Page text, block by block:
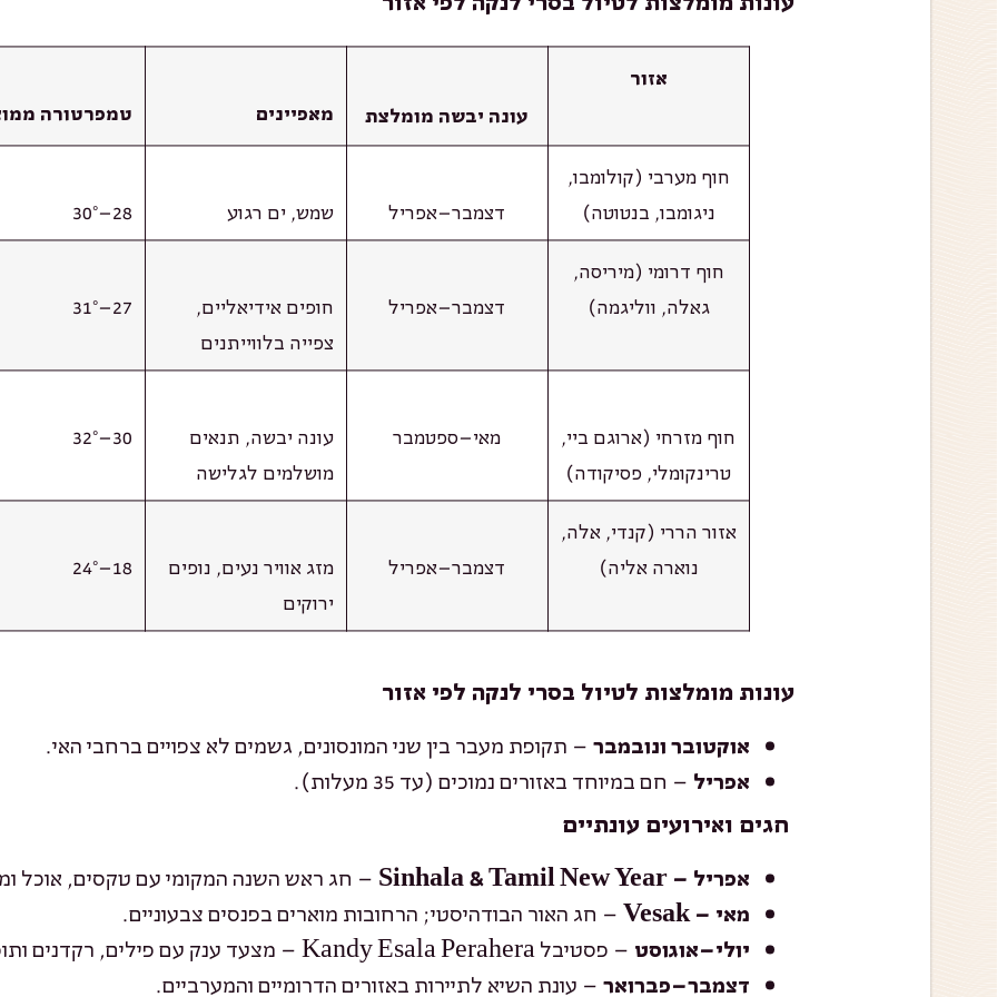
אזור
עונה יבשה מומלצת
מאפיינים טמפרטורה
חוף מערבי (קולומבו,
ניגומבו, בנטוטה)
דצמבר–אפריל שמש, ים רגוע 28–30°
חוף דרומי (מיריסה,
גאלה, ווליגמה)
דצמבר–אפריל
חופים אידיאליים,
צפייה בלווייתנים
27–31°
חוף מזרחי (ארוגם ביי,
טרינקומלי, פסיקודה)
מאי–ספטמבר
עונה יבשה, תנאים
מושלמים לגלישה
30–32°
אזור הררי (קנדי, אלה,
נוארה אליה)
דצמבר–אפריל
מזג אוויר נעים, נופים
ירוקים
18–24°
עונות מומלצות לטיול בסרי לנקה לפי אזור
אוקטובר ונובמבר – תקופת מעבר בין שני המונסונים, גשמים לא צפויים ברחבי האי.
אפריל – חם במיוחד באזורים נמוכים (עד 35 מעלות).
חגים ואירועים עונתיים
אפריל – Sinhala & Tamil New Year
– חג ראש השנה המקומי עם טקסים, אוכל
מאי – Vesak
– חג האור הבודהיסטי; הרחובות מוארים בפנסים צבעוניים.
יולי–אוגוסט – פסטיבל Kandy Esala Perahera – מצעד ענק עם פילים, רקדנים ותופי טקס.
דצמבר–פברואר – עונת השיא לתיירות באזורים הדרומיים והמערביים.